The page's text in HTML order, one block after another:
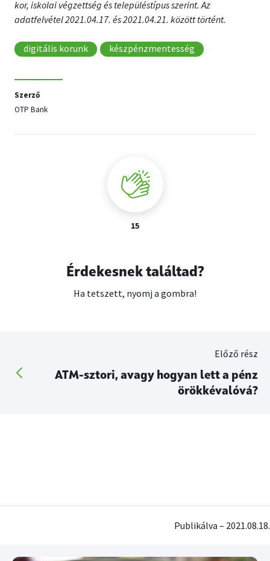
kor, iskolai végzettség és településtípus szerint. Az
adatfelvétel 2021.04.17. és 2021.04.21. között történt.
digitális korunk készpénzmentesség
Szerző
OTP Bank
Érdekesnek találtad?
Ha tetszett, nyomj a gombra!
15
Előző rész
ATM-sztori, avagy hogyan lett a pénz
örökkévalóvá?
Publikálva – 2021.08.18.